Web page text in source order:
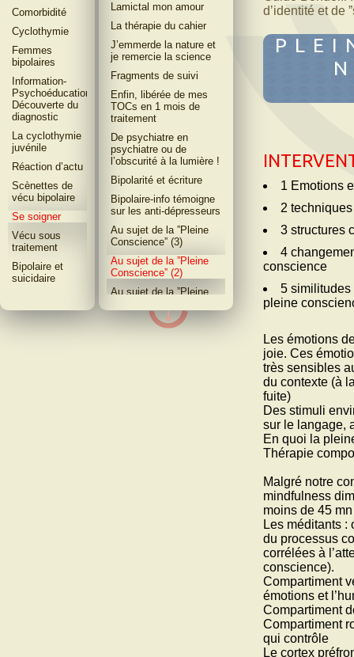
Comorbidité
Cyclothymie
Femmes
bipolaires
Information-
Psychoéducation-
Découverte du
diagnostic
La cyclothymie
juvénile
Réaction dʼactu
Scènettes de
vécu bipolaire
Se soigner
Vécu sous
traitement
Bipolaire et
suicidaire
Lamictal mon amour
La thérapie du cahier
J’emmerde la nature et
je remercie la science
Fragments de suivi
Enfin, libérée de mes
TOCs en 1 mois de
traitement
De psychiatre en
psychiatre ou de
l’obscurité à la lumière !
Bipolarité et écriture
Bipolaire-info témoigne
sur les anti-dépresseurs
Au sujet de la ˮPleine
Conscienceˮ (3)
Au sujet de la ˮPleine
Conscienceˮ (2)
Au sujet de la ˮPleine
Arrêter de réagir et
dʼidentité et de
1 Emotions
2
3 structures
4
conscience
5 similitudes
pleine
Les émotions
joie. Ces
très sensibles
du contexte (à
fuite)
Des stimuli
sur le langage,
En quoi la
Thérapie
Malgré notre
mindfulness
moins de 45
Les méditants :
du processus
corrélées à
conscience).
Compartiment
émotions et
Compartiment
Compartiment
qui contrôle
Le cortex